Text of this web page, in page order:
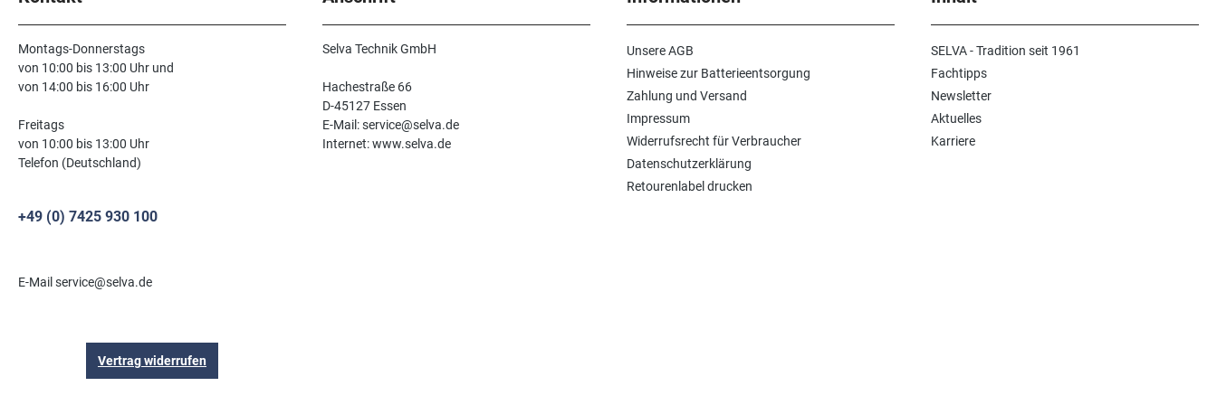
Montags-Donnerstags
von 10:00 bis 13:00 Uhr und
von 14:00 bis 16:00 Uhr
Freitags
von 10:00 bis 13:00 Uhr
Telefon (Deutschland)
+49 (0) 7425 930 100
E-Mail service@selva.de
Vertrag widerrufen
Selva Technik GmbH
Hachestraße 66
D-45127 Essen
E-Mail: service@selva.de
Internet: www.selva.de
Unsere AGB
Hinweise zur Batterieentsorgung
Zahlung und Versand
Impressum
Widerrufsrecht für Verbraucher
Datenschutzerklärung
Retourenlabel drucken
SELVA - Tradition seit 1961
Fachtipps
Newsletter
Aktuelles
Karriere